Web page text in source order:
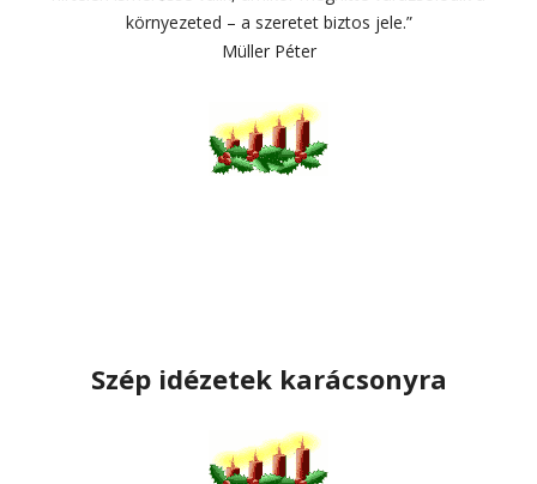
környezeted – a szeretet biztos jele.”
Müller Péter
Szép idézetek karácsonyra